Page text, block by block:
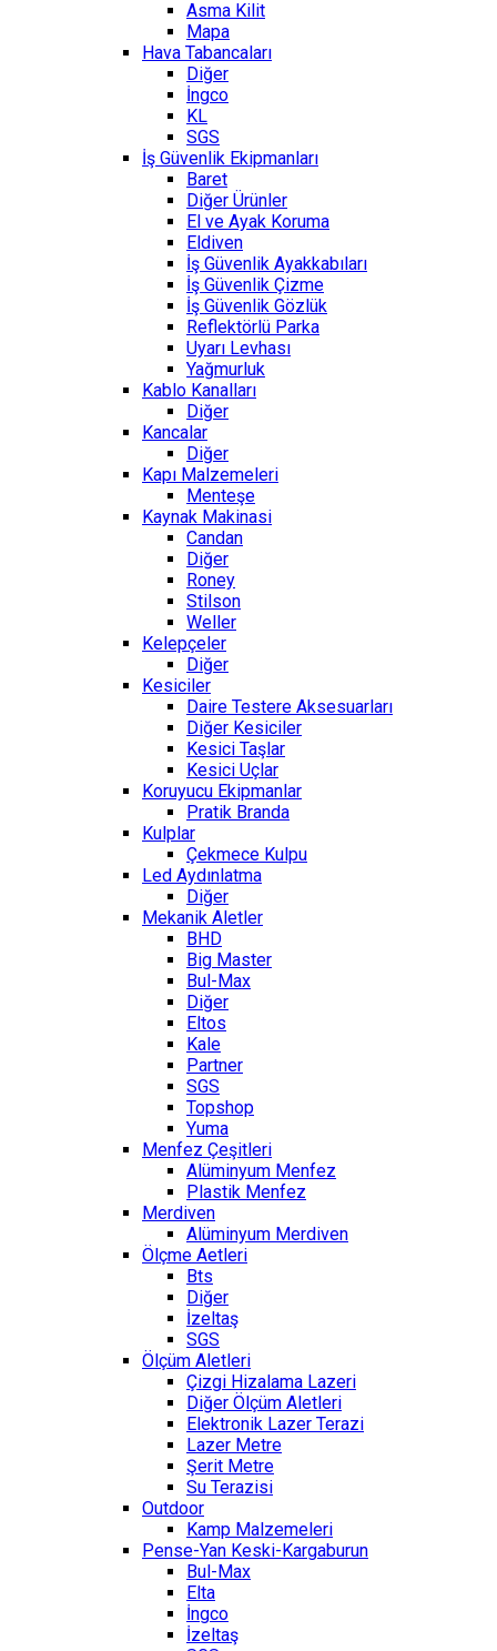
Asma Kilit
Mapa
Hava Tabancaları
Diğer
İngco
KL
SGS
İş Güvenlik Ekipmanları
Baret
Diğer Ürünler
El ve Ayak Koruma
Eldiven
İş Güvenlik Ayakkabıları
İş Güvenlik Çizme
İş Güvenlik Gözlük
Reflektörlü Parka
Uyarı Levhası
Yağmurluk
Kablo Kanalları
Diğer
Kancalar
Diğer
Kapı Malzemeleri
Menteşe
Kaynak Makinasi
Candan
Diğer
Roney
Stilson
Weller
Kelepçeler
Diğer
Kesiciler
Daire Testere Aksesuarları
Diğer Kesiciler
Kesici Taşlar
Kesici Uçlar
Koruyucu Ekipmanlar
Pratik Branda
Kulplar
Çekmece Kulpu
Led Aydınlatma
Diğer
Mekanik Aletler
BHD
Big Master
Bul-Max
Diğer
Eltos
Kale
Partner
SGS
Topshop
Yuma
Menfez Çeşitleri
Alüminyum Menfez
Plastik Menfez
Merdiven
Alüminyum Merdiven
Ölçme Aetleri
Bts
Diğer
İzeltaş
SGS
Ölçüm Aletleri
Çizgi Hizalama Lazeri
Diğer Ölçüm Aletleri
Elektronik Lazer Terazi
Lazer Metre
Şerit Metre
Su Terazisi
Outdoor
Kamp Malzemeleri
Pense-Yan Keski-Kargaburun
Bul-Max
Elta
İngco
İzeltaş